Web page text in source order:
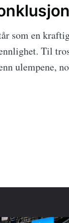
som en
Til
ulempene,